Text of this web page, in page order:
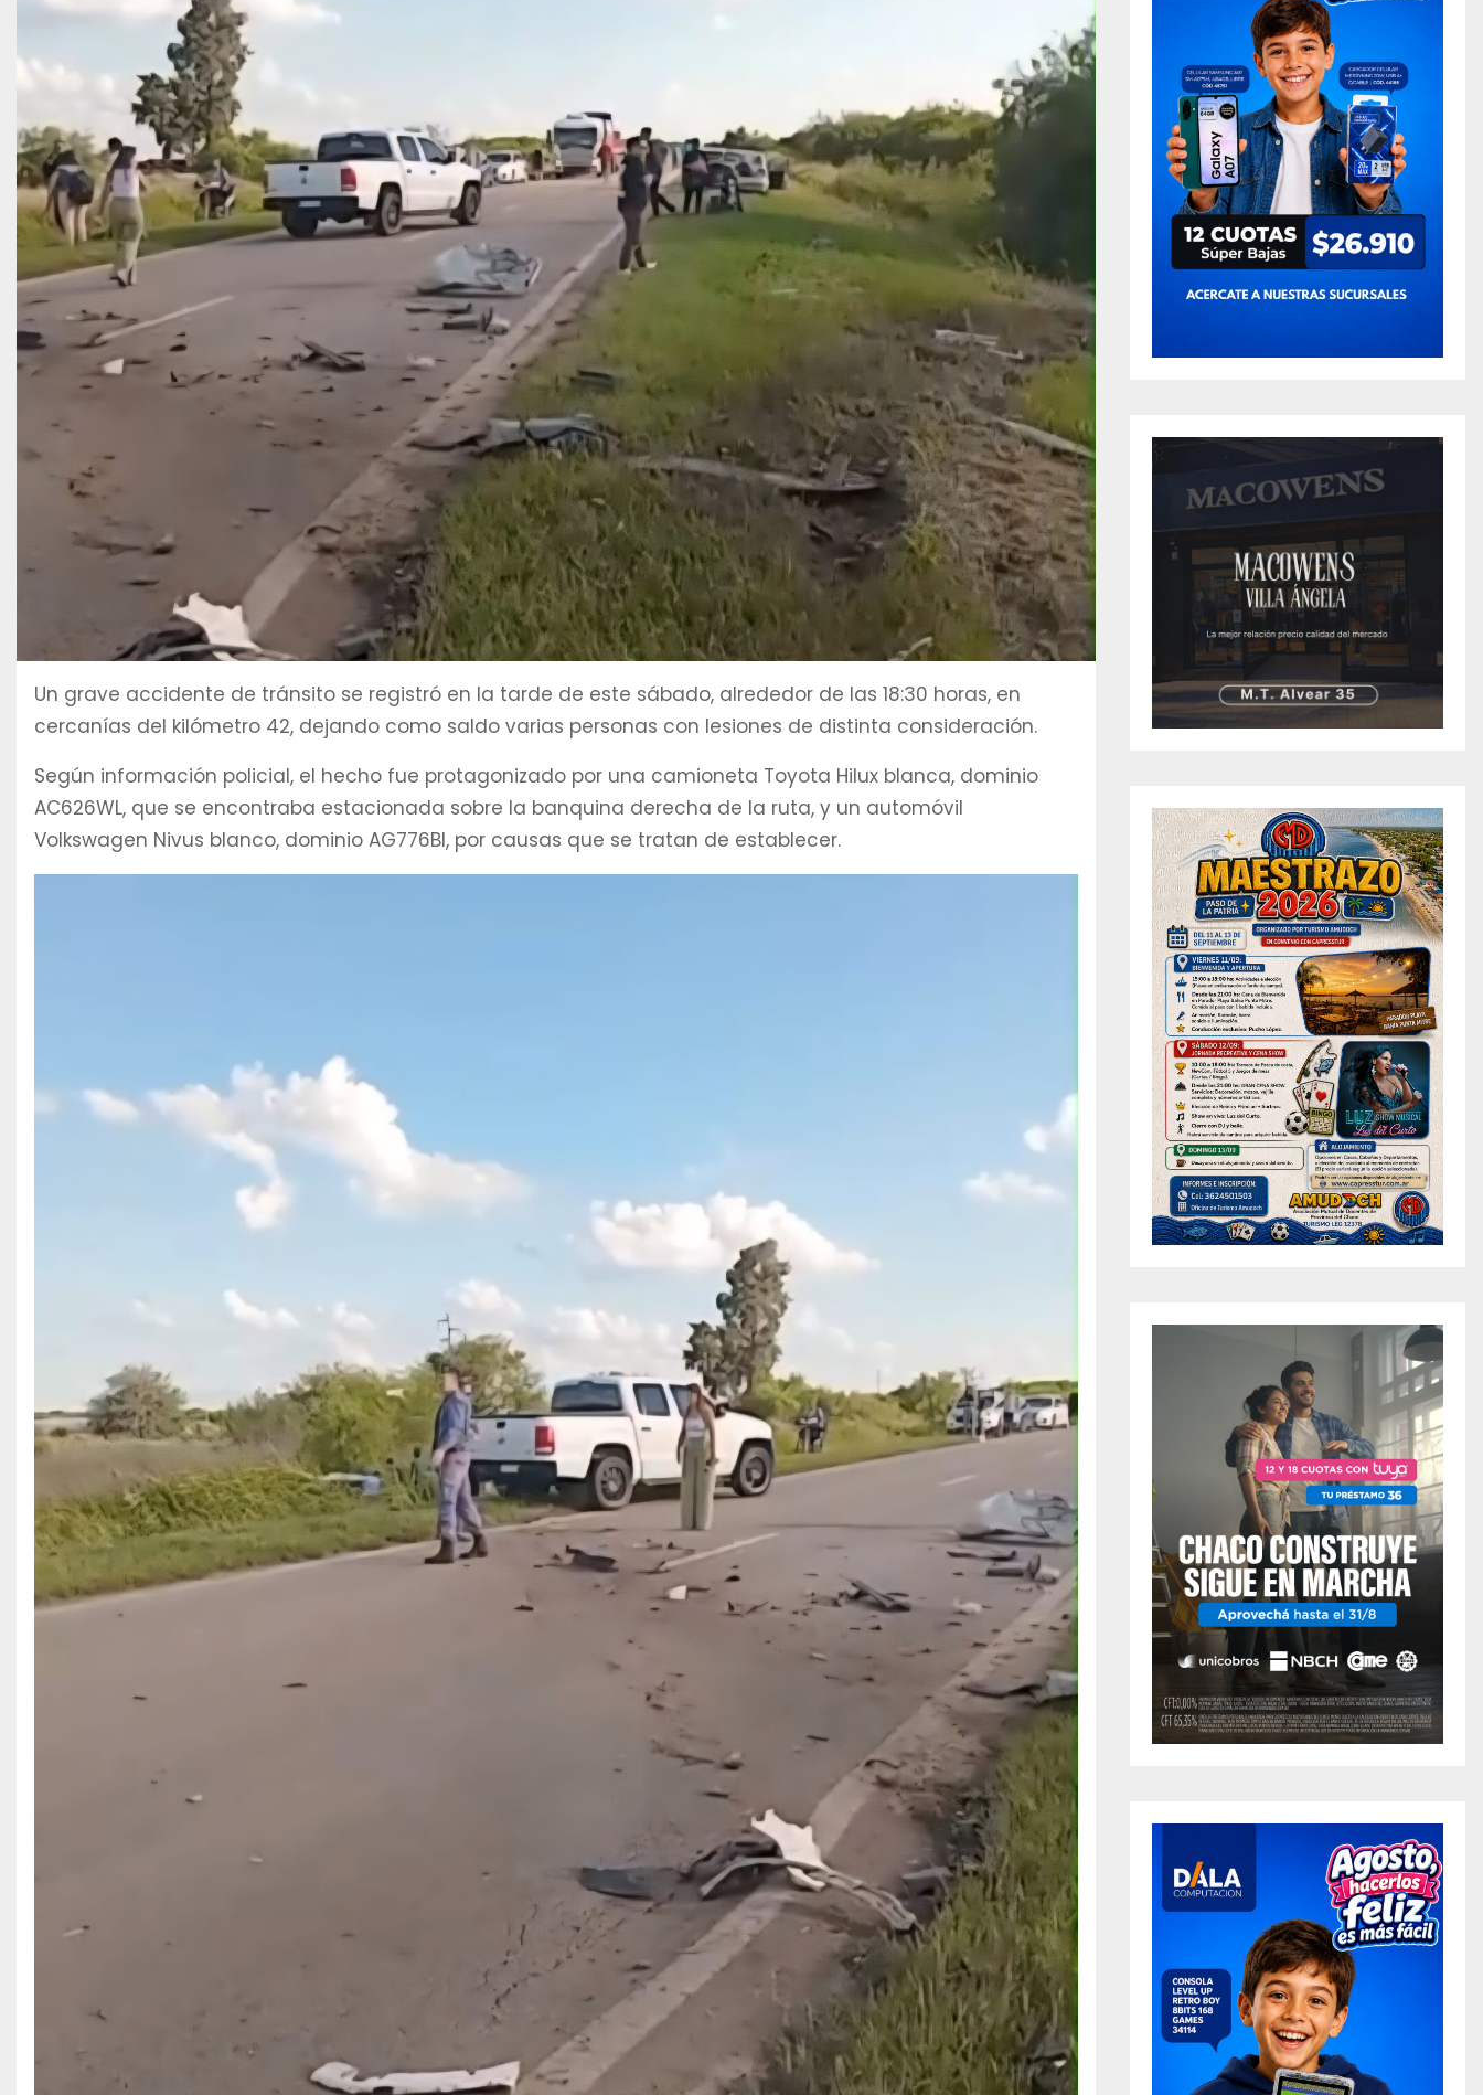
Un grave accidente de tránsito se registró en la tarde de este sábado, alrededor de las 18:30 horas, en
cercanías del kilómetro 42, dejando como saldo varias personas con lesiones de distinta consideración.
Según información policial, el hecho fue protagonizado por una camioneta Toyota Hilux blanca, dominio
AC626WL, que se encontraba estacionada sobre la banquina derecha de la ruta, y un automóvil
Volkswagen Nivus blanco, dominio AG776BI, por causas que se tratan de establecer.